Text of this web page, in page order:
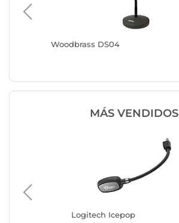
Woodbrass DS04
MÁS VENDIDOS
Logitech Icepop